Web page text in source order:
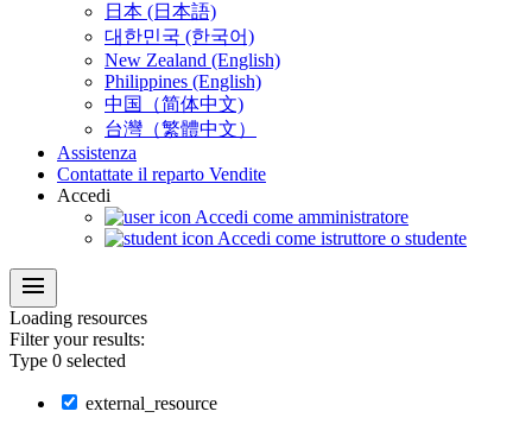
日本 (日本語)
대한민국 (한국어)
New Zealand (English)
Philippines (English)
中国（简体中文)
台灣（繁體中文）
Assistenza
Contattate il reparto Vendite
Accedi
Accedi come amministratore
Accedi come istruttore o studente
menu
Loading resources
Filter your results:
Type 0 selected
external_resource